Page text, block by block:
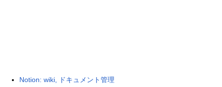
Notion: wiki, ドキュメント管理